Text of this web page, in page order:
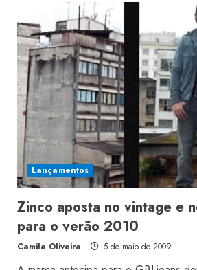
novata
Joy
pretende
alcançar
600
mil
peças
em
2010
Lançamentos
Zinco aposta no vintage e
para o verão 2010
Camila Oliveira 5 de maio de 2009